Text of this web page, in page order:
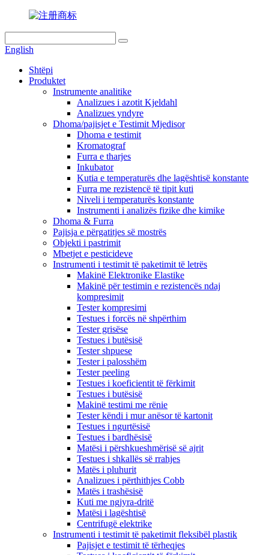
English
Shtëpi
Produktet
Instrumente analitike
Analizues i azotit Kjeldahl
Analizues yndyre
Dhoma/pajisjet e Testimit Mjedisor
Dhoma e testimit
Kromatograf
Furra e tharjes
Inkubator
Kutia e temperaturës dhe lagështisë konstante
Furra me rezistencë të tipit kuti
Niveli i temperaturës konstante
Instrumenti i analizës fizike dhe kimike
Dhoma & Furra
Pajisja e përgatitjes së mostrës
Objekti i pastrimit
Mbetjet e pesticideve
Instrumenti i testimit të paketimit të letrës
Makinë Elektronike Elastike
Makinë për testimin e rezistencës ndaj
kompresimit
Tester kompresimi
Testues i forcës në shpërthim
Tester grisëse
Testues i butësisë
Tester shpuese
Tester i palosshëm
Tester peeling
Testues i koeficientit të fërkimit
Testues i butësisë
Makinë testimi me rënie
Tester këndi i mur anësor të kartonit
Testues i ngurtësisë
Testues i bardhësisë
Matësi i përshkueshmërisë së ajrit
Testues i shkallës së rrahjes
Matës i pluhurit
Analizues i përthithjes Cobb
Matës i trashësisë
Kuti me ngjyra-dritë
Matësi i lagështisë
Centrifugë elektrike
Instrumenti i testimit të paketimit fleksibël plastik
Pajisjet e testimit të tërheqjes